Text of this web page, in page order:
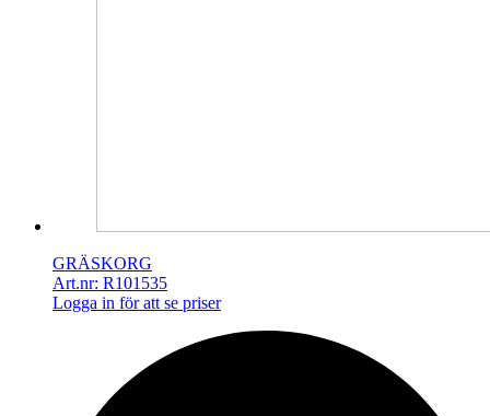
GRÄSKORG
Art.nr: R101535
Logga in för att se priser